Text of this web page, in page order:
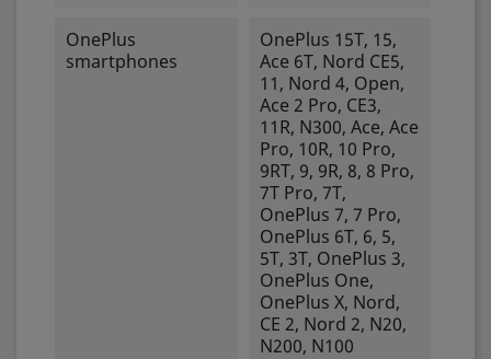
OnePlus
smartphones
OnePlus 15T, 15,
Ace 6T, Nord CE5,
11, Nord 4, Open,
Ace 2 Pro, CE3,
11R, N300, Ace, Ace
Pro, 10R, 10 Pro,
9RT, 9, 9R, 8, 8 Pro,
7T Pro, 7T,
OnePlus 7, 7 Pro,
OnePlus 6T, 6, 5,
5T, 3T, OnePlus 3,
OnePlus One,
OnePlus X, Nord,
CE 2, Nord 2, N20,
N200, N100